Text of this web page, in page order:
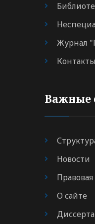
Журнал
Контакты
Важные
Новости
О сайте